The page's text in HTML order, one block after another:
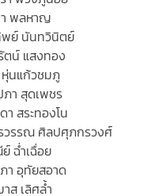
า พลหาญ
พย์ นันทวินิตย์
ตน์ แสงทอง
นแก้วชมภู
ภา สุดเพชร
สระทองโน
วรรณ ศิลปศุภกรวงศ์
ฉ่ำเฉื่อย
า อุทัยสอาด
ส เลิศล้ำ